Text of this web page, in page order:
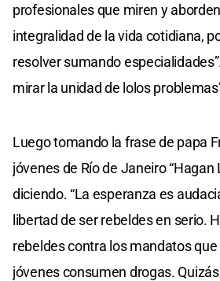
profesionales que miren y
integralidad de la vida cotidiana,
resolver sumando
mirar la unidad de lolos
Luego tomando la frase de papa
jóvenes de Río de Janeiro “Hagan
diciendo. “La esperanza es
libertad de ser rebeldes en serio.
rebeldes contra los mandatos
jóvenes consumen drogas.